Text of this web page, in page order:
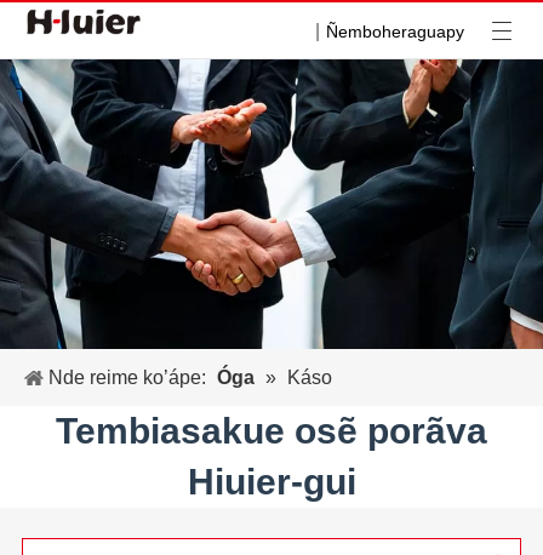
Ñemboheraguapy
Nde reime ko’ápe: Óga » Káso
Tembiasakue osẽ porãva
Hiuier-gui